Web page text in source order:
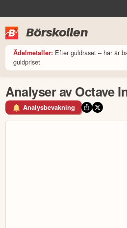
Börskollen
Ädelmetaller: Efter guldraset – här är
guldpriset
Analyser av Octave
Analysbevakning